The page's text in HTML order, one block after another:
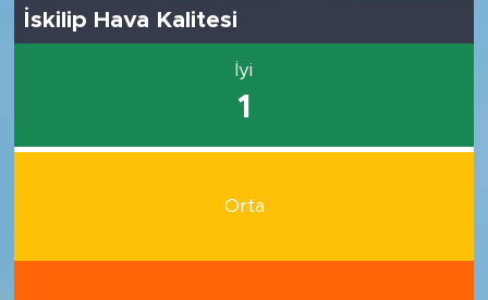
İskilip Hava Kalitesi
İyi
1
Orta